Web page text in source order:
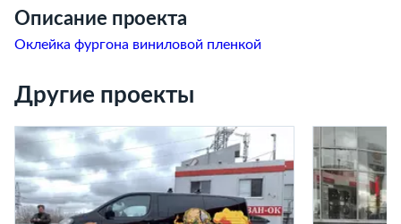
Описание проекта
Оклейка фургона виниловой пленкой
Другие проекты